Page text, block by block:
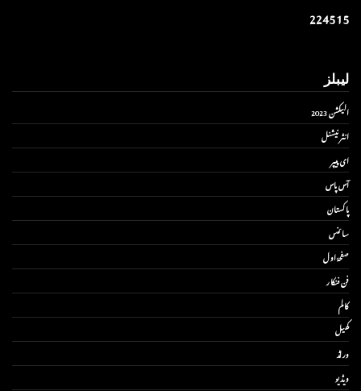
224515
لیبلز
الیکشن 2023
انٹر نیشنل
ای پیپر
آس پاس
پاکستان
سائنس
صفحۂ اول
فن فنکار
کالم
کھیل
ورلڈ
ویڈیو